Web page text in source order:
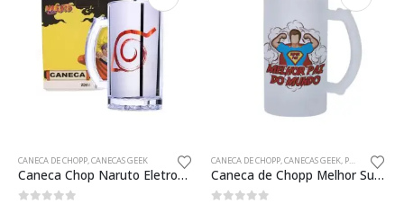
CANECA DE CHOPP,CANECAS GEEK
Caneca Chop Naruto Eletrostática 450ml Oficial
CANECA DE CHOPP,CANECAS GEEK, PRESENTES CRIATIVOS PAIS GEEK
Caneca de Chopp Melhor Super Pai do Mundo Presente Criativo